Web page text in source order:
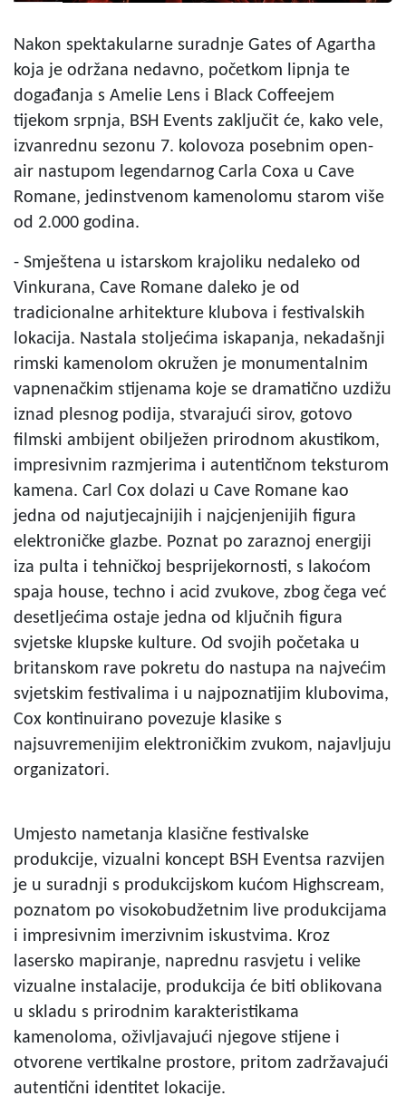
Nakon spektakularne suradnje Gates of Agartha
koja je održana nedavno, početkom lipnja te
događanja s Amelie Lens i Black Coffeejem
tijekom srpnja, BSH Events zaključit će, kako vele,
izvanrednu sezonu 7. kolovoza posebnim open-
air nastupom legendarnog Carla Coxa u Cave
Romane, jedinstvenom kamenolomu starom više
od 2.000 godina.
- Smještena u istarskom krajoliku nedaleko od
Vinkurana, Cave Romane daleko je od
tradicionalne arhitekture klubova i festivalskih
lokacija. Nastala stoljećima iskapanja, nekadašnji
rimski kamenolom okružen je monumentalnim
vapnenačkim stijenama koje se dramatično uzdižu
iznad plesnog podija, stvarajući sirov, gotovo
filmski ambijent obilježen prirodnom akustikom,
impresivnim razmjerima i autentičnom teksturom
kamena. Carl Cox dolazi u Cave Romane kao
jedna od najutjecajnijih i najcjenjenijih figura
elektroničke glazbe. Poznat po zaraznoj energiji
iza pulta i tehničkoj besprijekornosti, s lakoćom
spaja house, techno i acid zvukove, zbog čega već
desetljećima ostaje jedna od ključnih figura
svjetske klupske kulture. Od svojih početaka u
britanskom rave pokretu do nastupa na najvećim
svjetskim festivalima i u najpoznatijim klubovima,
Cox kontinuirano povezuje klasike s
najsuvremenijim elektroničkim zvukom, najavljuju
organizatori.
Umjesto nametanja klasične festivalske
produkcije, vizualni koncept BSH Eventsa razvijen
je u suradnji s produkcijskom kućom Highscream,
poznatom po visokobudžetnim live produkcijama
i impresivnim imerzivnim iskustvima. Kroz
lasersko mapiranje, naprednu rasvjetu i velike
vizualne instalacije, produkcija će biti oblikovana
u skladu s prirodnim karakteristikama
kamenoloma, oživljavajući njegove stijene i
otvorene vertikalne prostore, pritom zadržavajući
autentični identitet lokacije.